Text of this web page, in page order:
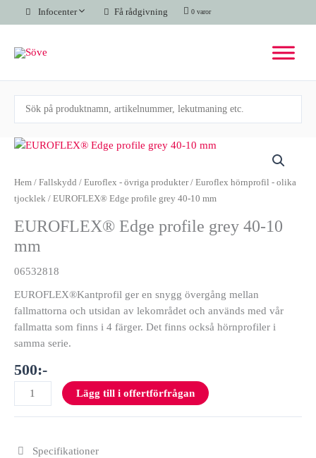
Hoppa
till
Infocenter Få rådgivning 0 varor
Hem / Fallskydd / Euroflex - övriga produkter/ Euroflex hörnprofil - olika
tjocklek / EUROFLEX® Edge profile grey 40-10 mm
EUROFLEX® Edge profile grey 40-10
mm
06532818
EUROFLEX®Kantprofil ger en snygg övergång mellan
fallmattorna och utsidan av lekområdet och används med vår
fallmatta som finns i 4 färger. Det finns också hörnprofiler i
samma serie.
500:-
EUROFLEX®
profile
grey
10
mm
Lägg till i offertförfrågan
Specifikationer